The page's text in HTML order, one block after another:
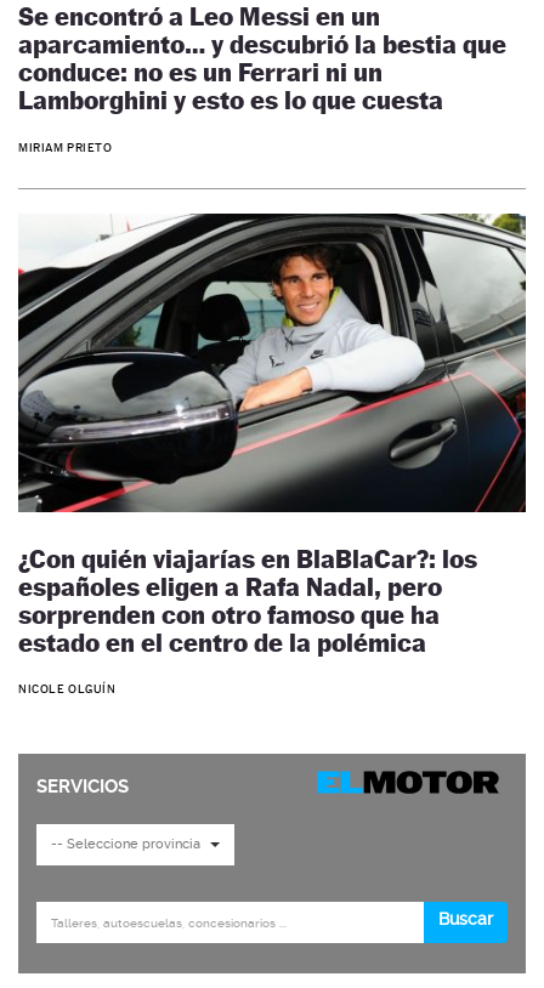
Se encontró a Leo Messi en un
aparcamiento… y descubrió la bestia que
conduce: no es un Ferrari ni un
Lamborghini y esto es lo que cuesta
MIRIAM PRIETO
¿Con quién viajarías en BlaBlaCar?: los
españoles eligen a Rafa Nadal, pero
sorprenden con otro famoso que ha
estado en el centro de la polémica
NICOLE OLGUÍN